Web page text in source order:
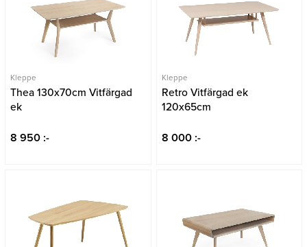
Kleppe
Thea 130x70cm Vitfärgad
ek
8 950 :-
Kleppe
Retro Vitfärgad ek
120x65cm
8 000 :-